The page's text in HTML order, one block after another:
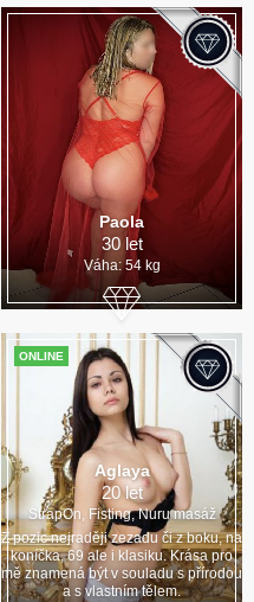
Paola
30 let
Váha: 54 kg
ONLINE
Aglaya
20 let
StrapOn, Fisting, Nuru masáž
Z pozic nejraději zezadu či z boku, na
koníčka, 69 ale i klasiku. Krása pro
mě znamená být v souladu s přírodou
a s vlastním tělem.